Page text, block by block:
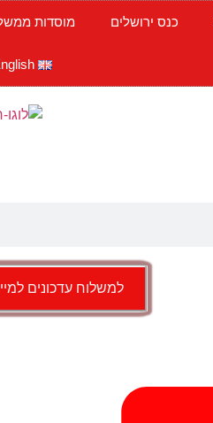
כנס ירושלים מוסדות
למשלוח עדכונים